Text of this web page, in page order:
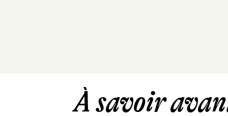
À savoir